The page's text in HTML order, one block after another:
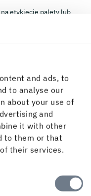
and ads, to
to analyse our
about your use of
and
it with other
to them or that
their services.
etykiecie palety lub